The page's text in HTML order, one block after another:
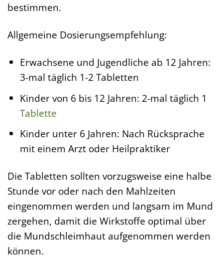
bestimmen.
Allgemeine Dosierungsempfehlung:
Erwachsene und Jugendliche ab 12 Jahren:
3-mal täglich 1-2 Tabletten
Kinder von 6 bis 12 Jahren: 2-mal täglich 1
Tablette
Kinder unter 6 Jahren: Nach Rücksprache
mit einem Arzt oder Heilpraktiker
Die Tabletten sollten vorzugsweise eine halbe
Stunde vor oder nach den Mahlzeiten
eingenommen werden und langsam im Mund
zergehen, damit die Wirkstoffe optimal über
die Mundschleimhaut aufgenommen werden
können.